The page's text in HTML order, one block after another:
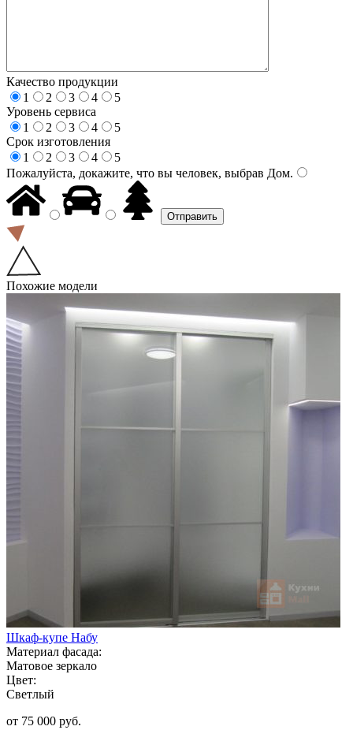
Качество продукции
1
2 3 4
5
Уровень сервиса
1
2 3 4
5
Срок изготовления
1
2 3 4
5
Пожалуйста, докажите, что вы человек, выбрав Дом.
Похожие модели
Шкаф-купе Набу
Материал фасада:
Матовое зеркало
Цвет:
Светлый
от 75 000 руб.